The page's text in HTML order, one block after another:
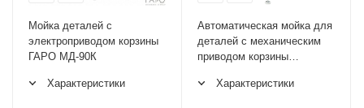
Мойка деталей с
электроприводом корзины
ГАРО МД-90К
Характеристики
Автоматическая мойка для
деталей с механическим
приводом корзины
Характеристики